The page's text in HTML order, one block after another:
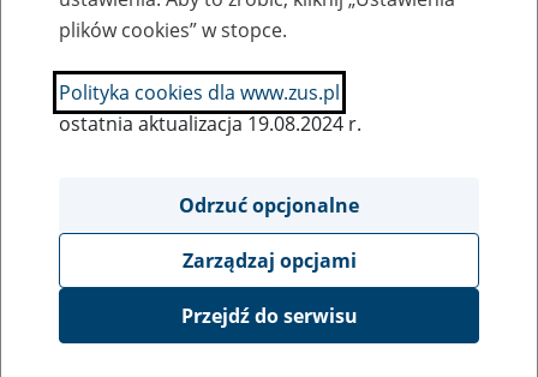
SZUKAJ
Ukryj wszystkie pozycje bazy
Poznańsko-Pomorska Spółka
plików cookies” w stopce.
Polityka cookies dla www.zus.pl
ostatnia aktualizacja 19.08.2024 r.
Odrzuć opcjonalne
Zarządzaj opcjami
Przejdź do serwisu